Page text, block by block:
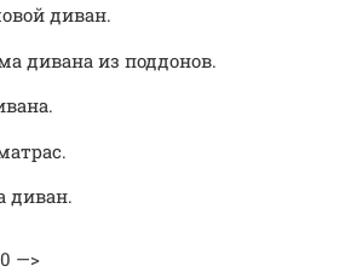
диван.
дивана из поддонов.
диван.
—>